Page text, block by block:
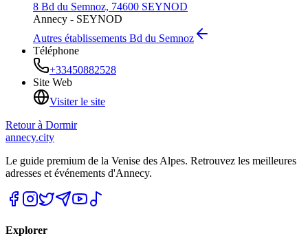
8 Bd du Semnoz, 74600 SEYNOD
Annecy - SEYNOD
Autres établissements Bd du Semnoz
Téléphone
+33450882528
Site Web
Visiter le site
Retour à Dormir
annecy.city
Le guide premium de la Venise des Alpes. Retrouvez les meilleures
adresses et événements d'Annecy.
Explorer